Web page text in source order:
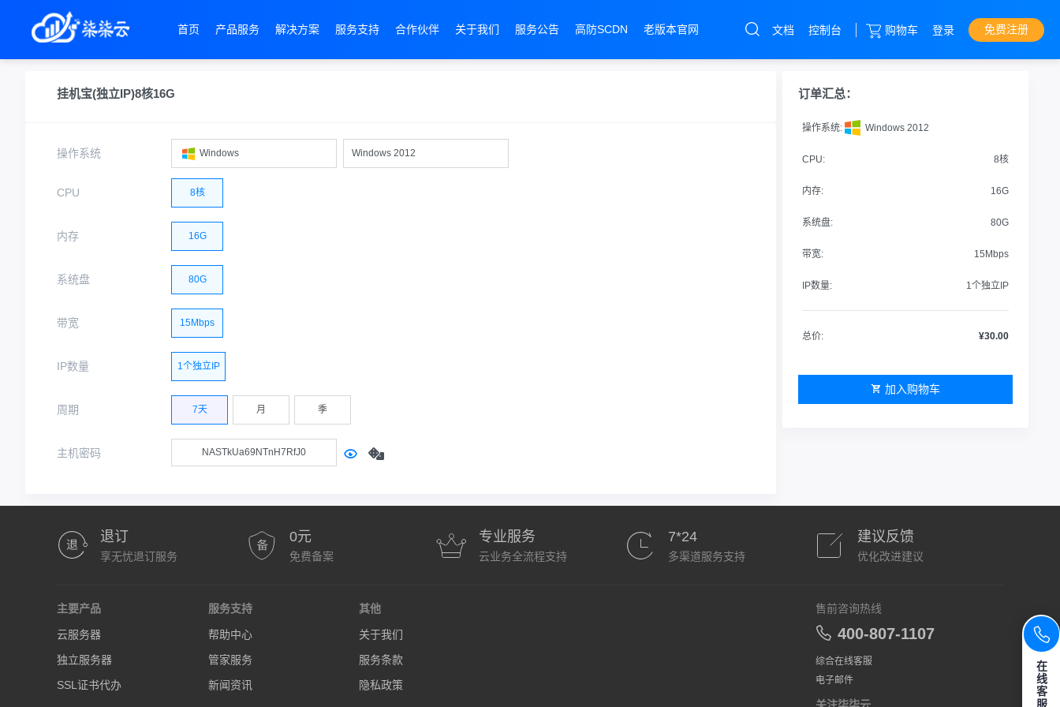
首页 产品服务 解决方案 服务支持 合作伙伴 关于我们 服务公告 高防SCDN 老版本官网
控制台
文档 控制台 购物车 登录 免费注册
挂机宝(独立IP)8核16G
操作系统 Windows Windows 2012
CPU 8核
内存 16G
系统盘 80G
带宽 15Mbps
IP数量 1个独立IP
周期 7天 月 季
主机密码
订单汇总：
操作系统: Windows 2012
CPU: 8核
内存: 16G
系统盘: 80G
带宽: 15Mbps
IP数量: 1个独立IP
总价: ¥30.00
加入购物车
退订
享无忧退订服务
0元
免费备案
专业服务
云业务全流程支持
7*24
多渠道服务支持
建议反馈
优化改进建议
主要产品
云服务器
独立服务器
SSL证书代办
服务支持
帮助中心
管家服务
新闻资讯
其他
关于我们
服务条款
隐私政策
售前咨询热线
400-807-1107
综合在线客服
电子邮件
在
线
客
服